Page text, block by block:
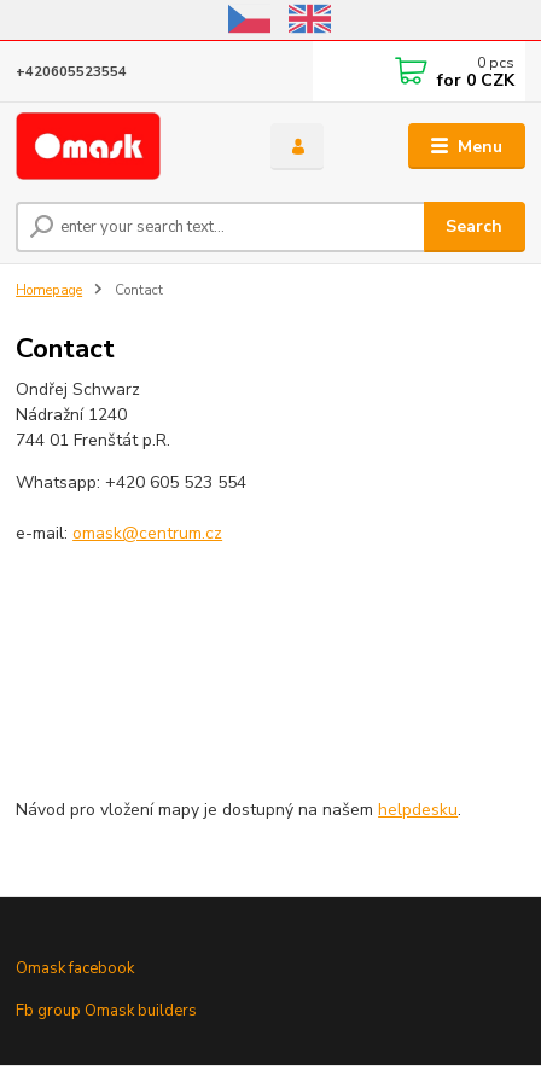
Online store open until October 31, 2026, I do not ship outside the EU
Menu
Search
+420605523554 0 pcs
for 0 CZK
Homepage Contact
Contact
Ondřej Schwarz
Nádražní 1240
744 01 Frenštát p.R.
Whatsapp: +420 605 523 554
e-mail:omask@centrum.cz
Návod pro vložení mapy je dostupný na našemhelpdesku.
Omask facebook
Fb group Omask builders